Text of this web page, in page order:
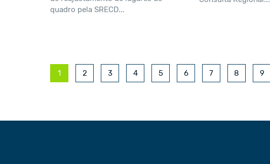
quadro pela SRECD...
1 2 3 4 5 6 7 8 9